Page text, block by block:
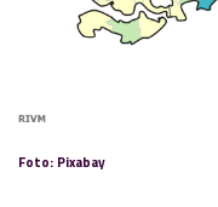
Foto: Pixabay